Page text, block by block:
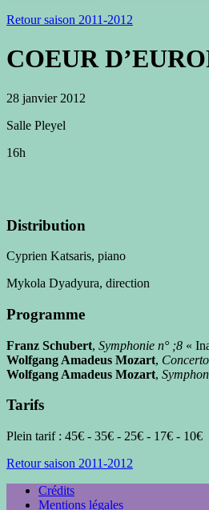
Retour saison 2011-2012
COEUR
28 janvier 2012
Salle Pleyel
16h
Distribution
Cyprien Katsaris, piano
Mykola Dyadyura, direction
Programme
Franz Schubert, Symphonie n° ;8 «
Wolfgang Amadeus Mozart,
Wolfgang Amadeus Mozart,
Tarifs
Plein tarif : 45€ - 35€ - 25€ - 17€ - 10€
Retour saison 2011-2012
Crédits
Mentions légales